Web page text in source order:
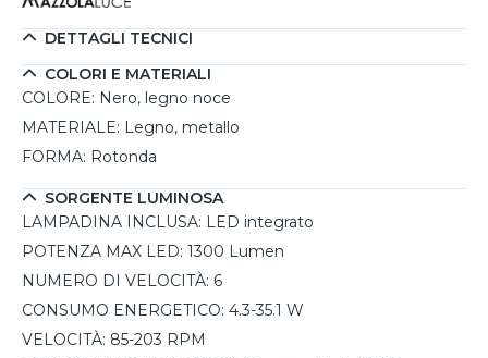
telecomando incluso, è adatto anche a soffitti inclinati
grazie all’asta regolabile che mantiene il ventilatore
tutto l’anno: rinfresca d’estate e distribuisce il calore in
inverno, migliorando l’efficienza del riscaldamento. La luce
LED integrata offre tre temperature di colore (2700K,
4350K e 6000K) per creare l’atmosfera ideale.
DETTAGLI TECNICI
COLORI E MATERIALI
COLORE: Nero, legno noce
MATERIALE: Legno, metallo
FORMA: Rotonda
SORGENTE LUMINOSA
LAMPADINA INCLUSA: LED integrato
POTENZA MAX LED: 1300 Lumen
NUMERO DI VELOCITÀ: 6
CONSUMO ENERGETICO: 4.3-35.1 W
VELOCITÀ: 85-203 RPM